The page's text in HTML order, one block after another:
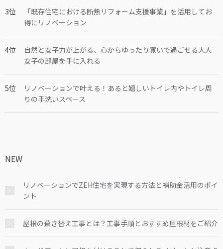
「既存住宅における断熱リフォーム支援事業」を活用してお
得にリノベーション
自然と女子力が上がる、心からゆったり寛いで過ごせる大人
女子の部屋を手に入れる
リノベーションで叶える！あると嬉しいトイレ内やトイレ周
りの手洗いスペース
NEW
リノベーションでZEH住宅を実現する方法と補助金活用のポイ
ント
屋根の葺き替え工事とは？工事手順とおすすめ屋根材をご紹介